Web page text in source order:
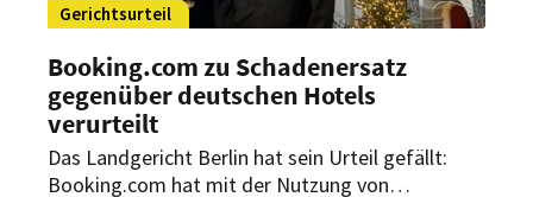
Gerichtsurteil
Booking.com zu Schadenersatz
gegenüber deutschen Hotels
verurteilt
Das Landgericht Berlin hat sein Urteil gefällt:
Booking.com hat mit der Nutzung von